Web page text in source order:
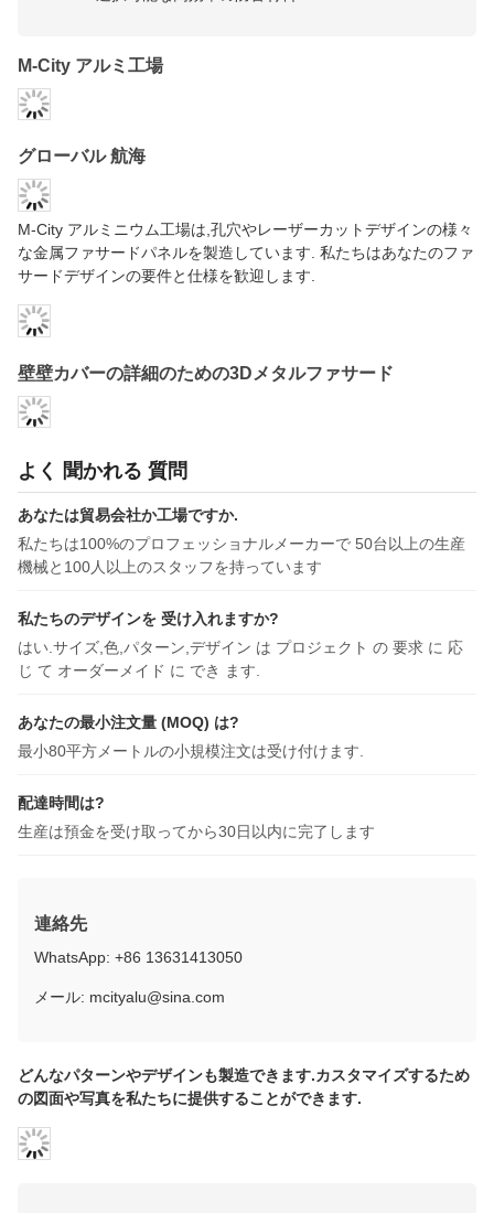
グローバル 航海
M-City アルミニウム工場は,孔穴やレーザーカットデザインの様々
な金属ファサードパネルを製造しています. 私たちはあなたのファ
サードデザインの要件と仕様を歓迎します.
壁壁カバーの詳細のための3Dメタルファサード
あなたは貿易会社か工場ですか.
私たちは100%のプロフェッショナルメーカーで 50台以上の生産
機械と100人以上のスタッフを持っています
はい.サイズ,色,パターン,デザイン は プロジェクト の 要求 に 応
じ て オーダーメイド に でき ます.
最小80平方メートルの小規模注文は受け付けます.
生産は預金を受け取ってから30日以内に完了します
WhatsApp: +86 13631413050
メール: mcityalu@sina.com
の図面や写真を私たちに提供することができます.